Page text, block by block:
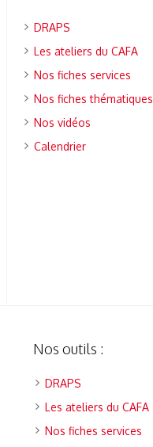
DRAPS
Les ateliers du CAFA
Nos fiches services
Nos fiches thématiques
Nos vidéos
Calendrier
Nos outils :
DRAPS
Les ateliers du CAFA
Nos fiches services